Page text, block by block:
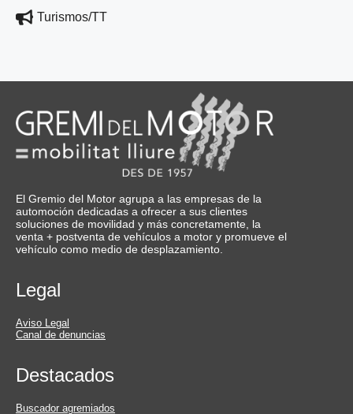
Turismos/TT
El Gremio del Motor agrupa a las empresas de la
automoción dedicadas a ofrecer a sus clientes
soluciones de movilidad y más concretamente, la
venta + postventa de vehículos a motor y promueve el
vehículo como medio de desplazamiento.
Legal
Aviso Legal
Canal de denuncias
Destacados
Buscador agremiados